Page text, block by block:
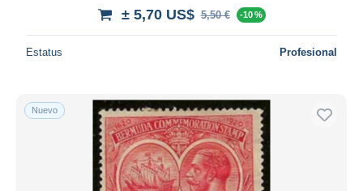
± 5,70 US$ 5,50 € -10 %
Estatus Profesional
Nuevo